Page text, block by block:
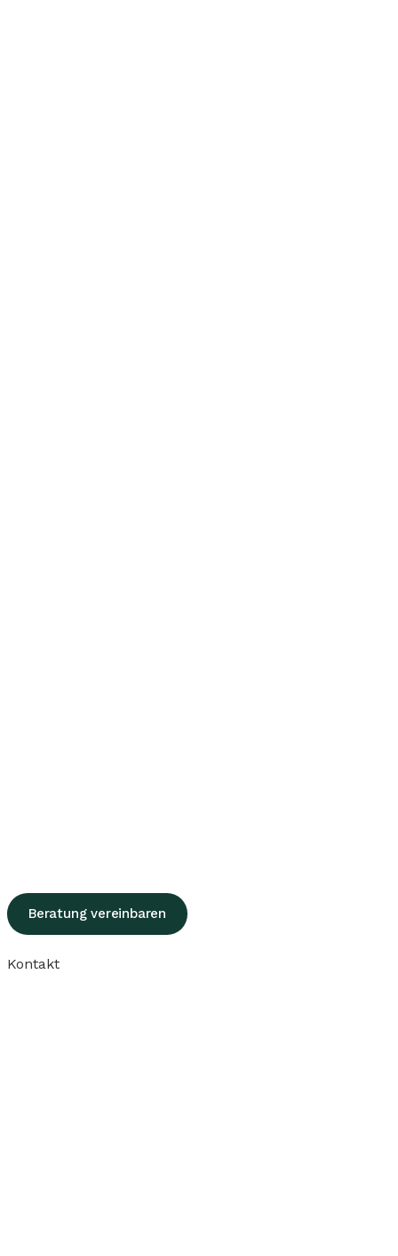
Beratung vereinbaren
Kontakt